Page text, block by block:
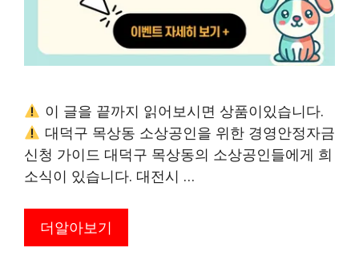
이 글을 끝까지 읽어보시면 상품이있습니다.
대덕구 목상동 소상공인을 위한 경영안정자금
신청 가이드 대덕구 목상동의 소상공인들에게 희
소식이 있습니다. 대전시 …
더알아보기